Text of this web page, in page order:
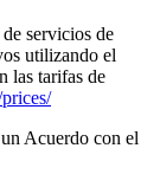
servicios de
utilizando el
las tarifas de
Acuerdo con el